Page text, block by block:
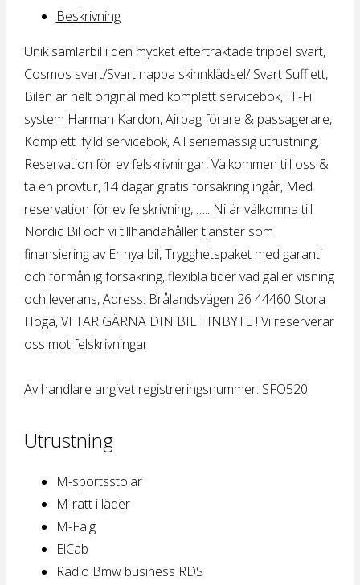
Beskrivning
Unik samlarbil i den mycket eftertraktade trippel svart,
Cosmos svart/Svart nappa skinnklädsel/ Svart Sufflett,
Bilen är helt original med komplett servicebok, Hi-Fi
system Harman Kardon, Airbag förare & passagerare,
Komplett ifylld servicebok, All seriemässig utrustning,
Reservation för ev felskrivningar, Välkommen till oss &
ta en provtur, 14 dagar gratis försäkring ingår, Med
reservation för ev felskrivning, ….. Ni är välkomna till
Nordic Bil och vi tillhandahåller tjänster som
finansiering av Er nya bil, Trygghetspaket med garanti
och förmånlig försäkring, flexibla tider vad gäller visning
och leverans, Adress: Brålandsvägen 26 44460 Stora
Höga, VI TAR GÄRNA DIN BIL I INBYTE ! Vi reserverar
oss mot felskrivningar
Av handlare angivet registreringsnummer: SFO520
Utrustning
M-sportsstolar
M-ratt i läder
M-Fälg
ElCab
Radio Bmw business RDS